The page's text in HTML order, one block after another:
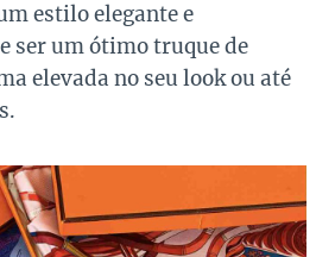
estilo elegante e
ser um ótimo truque de
elevada no seu look ou até